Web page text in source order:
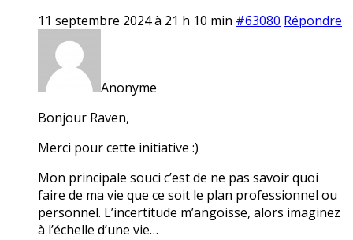
11 septembre 2024 à 21 h 10 min #63080 Répondre
Anonyme
Bonjour Raven,
Merci pour cette initiative :)
Mon principale souci c’est de ne pas savoir quoi
faire de ma vie que ce soit le plan professionnel ou
personnel. L’incertitude m’angoisse, alors imaginez
à l’échelle d’une vie…